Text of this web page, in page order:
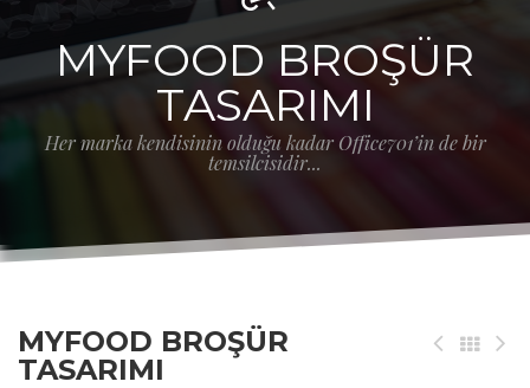
MYFOOD BROŞÜR
TASARIMI
Her marka kendisinin olduğu kadar Office701’in de bir
temsilcisidir...
MYFOOD BROŞÜR
TASARIMI